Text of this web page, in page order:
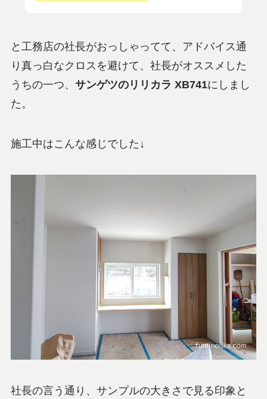
と工務店の社長がおっしゃってて、アドバイス通
り真っ白なクロスを避けて、社長がオススメした
うちの一つ、 サンゲツのリリカラ XB741にしまし
た。
施工中はこんな感じでした↓
社長の言う通り、サンプルの大きさで見る印象と